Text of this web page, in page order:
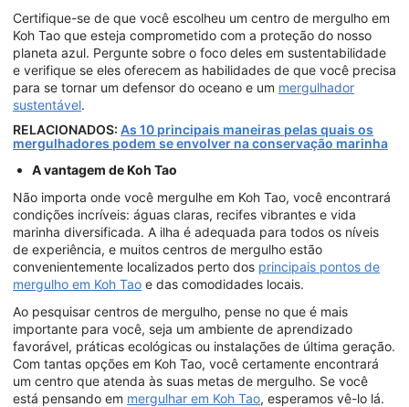
Certifique-se de que você escolheu um centro de mergulho em
Koh Tao que esteja comprometido com a proteção do nosso
planeta azul. Pergunte sobre o foco deles em sustentabilidade
e verifique se eles oferecem as habilidades de que você precisa
para se tornar um defensor do oceano e um mergulhador
sustentável.
RELACIONADOS: As 10 principais maneiras pelas quais os
mergulhadores podem se envolver na conservação marinha
A vantagem de Koh Tao
Não importa onde você mergulhe em Koh Tao, você encontrará
condições incríveis: águas claras, recifes vibrantes e vida
marinha diversificada. A ilha é adequada para todos os níveis
de experiência, e muitos centros de mergulho estão
convenientemente localizados perto dos principais pontos de
mergulho em Koh Tao e das comodidades locais.
Ao pesquisar centros de mergulho, pense no que é mais
importante para você, seja um ambiente de aprendizado
favorável, práticas ecológicas ou instalações de última geração.
Com tantas opções em Koh Tao, você certamente encontrará
um centro que atenda às suas metas de mergulho. Se você
está pensando em mergulhar em Koh Tao, esperamos vê-lo lá.